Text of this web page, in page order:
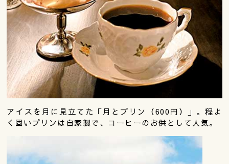
アイスを月に見立てた「月とプリン（600円）」。程よ
く固いプリンは自家製で、コーヒーのお供として人気。